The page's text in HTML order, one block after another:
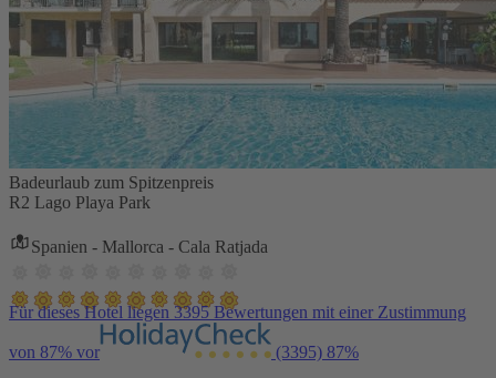
Badeurlaub zum Spitzenpreis
R2 Lago Playa Park
Spanien - Mallorca - Cala Ratjada
Für dieses Hotel liegen 3395 Bewertungen mit einer Zustimmung
von 87% vor (3395) 87%